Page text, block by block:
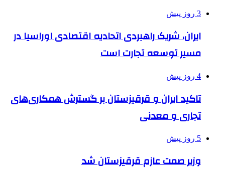
3 روز پیش
ایران، شریک راهبردی اتحادیه اقتصادی اوراسیا در
مسیر توسعه تجارت است
4 روز پیش
تاکید ایران و قرقیزستان بر گسترش همکاری‌های
تجاری و معدنی
5 روز پیش
وزیر صمت عازم قرقیزستان شد